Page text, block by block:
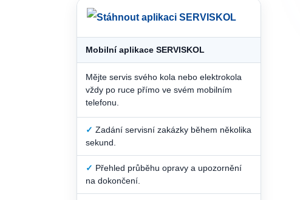
Mobilní aplikace SERVISKOL
Mějte servis svého kola nebo elektrokola
vždy po ruce přímo ve svém mobilním
telefonu.
✓ Zadání servisní zakázky během několika
sekund.
✓ Přehled průběhu opravy a upozornění
na dokončení.